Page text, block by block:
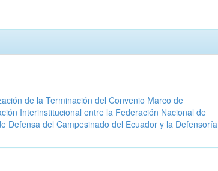
de la Terminación del Convenio Marco de
Interinstitucional entre la Federación Nacional de
Defensa del Campesinado del Ecuador y la Defensoría